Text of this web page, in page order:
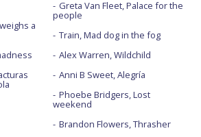
a
Greta Van Fleet, Palace for the
people
Train, Mad dog in the fog
Alex Warren, Wildchild
Anni B Sweet, Alegría
Phoebe Bridgers, Lost
weekend
Brandon Flowers, Thrasher